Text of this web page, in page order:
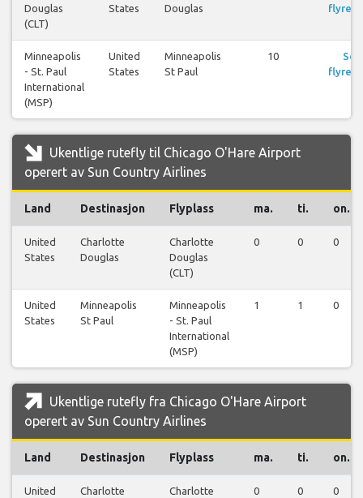
Douglas
(CLT)
States
Douglas
Minneapolis
- St. Paul
International
(MSP)
United
States
Minneapolis
St Paul
10
Se
Ukentlige rutefly til Chicago O'Hare Airport
operert av Sun Country Airlines
Land Destinasjon Flyplass ma. ti. on.
United
States
Charlotte
Douglas
Charlotte
Douglas
(CLT)
0 0 0
United
States
Minneapolis
St Paul
Minneapolis
- St. Paul
International
(MSP)
1 1 0
Ukentlige rutefly fra Chicago O'Hare Airport
operert av Sun Country Airlines
Land Destinasjon Flyplass ma. ti. on.
United
Charlotte
Charlotte
0 0 0